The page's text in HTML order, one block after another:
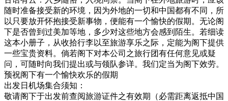
随时准备接受新的环境，因为外地的一切和中国都有不同，所
以只要放开怀抱接受新事物，便能有一个愉快的假期。无论阁
下是否曾到过美加等地，多少对这些地方会感到陌生。若细读
这本小册子，从收拾行李以至旅游享乐之际，定能为阁下提供
一些宝贵资料。倘若阁下对本公司之旅行团有任何意见或疑
问，可随时向我们提出或与领队参详。我们定当为阁下效劳。
预祝阁下有一个愉快欢乐的假期
出发日机场集合须知：
敬请阁下于出发前查阅旅游证件之有效期（必需距离返抵中国